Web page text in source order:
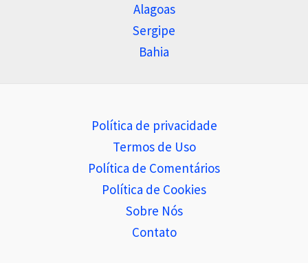
Alagoas
Sergipe
Bahia
Política de privacidade
Termos de Uso
Política de Comentários
Política de Cookies
Sobre Nós
Contato